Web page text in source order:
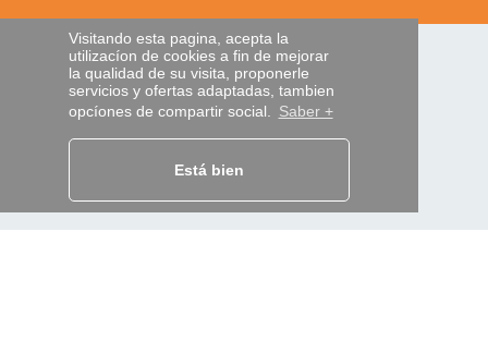
Visitando esta pagina, acepta la
utilizacíon de cookies a fin de mejorar
la qualidad de su visita, proponerle
servicios y ofertas adaptadas, tambien
opcíones de compartir social. Saber +
Está bien
PAGOS SEGUROS
Localice su envío